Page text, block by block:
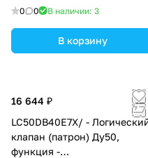
функционал - EWA = крышка
закрытого положения под
установку золотникового
NBR
0 0 В наличии: 3
В корзину
16 644 ₽
LC50DB40E7X/ -
клапан (патрон) Ду50,
функция -